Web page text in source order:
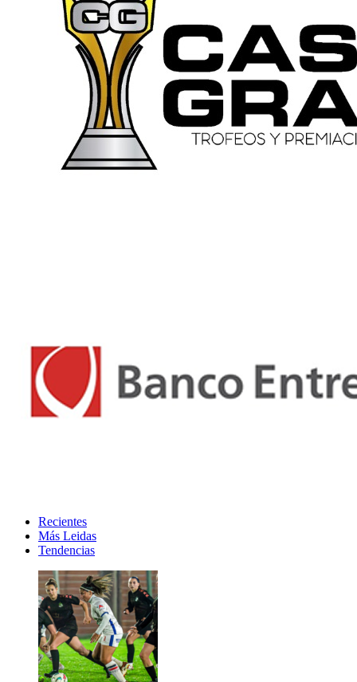
Recientes
Más Leidas
Tendencias